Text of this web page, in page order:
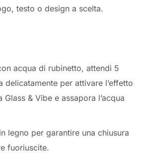
testo o design a scelta.
acqua di rubinetto, attendi 5
delicatamente per attivare l’effetto
& Vibe e assapora l’acqua
legno per garantire una chiusura
fuoriuscite.